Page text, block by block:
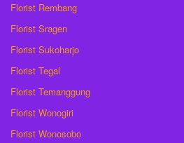
Florist Rembang
Florist Sragen
Florist Sukoharjo
Florist Tegal
Florist Temanggung
Florist Wonogiri
Florist Wonosobo